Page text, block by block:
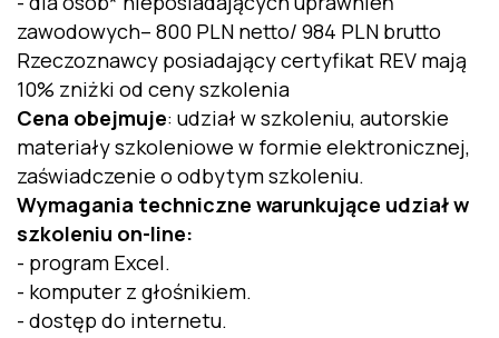
zawodowych– 800 PLN netto/ 984 PLN brutto
Rzeczoznawcy posiadający certyfikat REV mają
10% zniżki od ceny szkolenia
Cena obejmuje: udział w szkoleniu, autorskie
materiały szkoleniowe w formie elektronicznej,
zaświadczenie o odbytym szkoleniu.
Wymagania techniczne warunkujące udział w
szkoleniu on-line:
- program Excel.
- komputer z głośnikiem.
- dostęp do internetu.